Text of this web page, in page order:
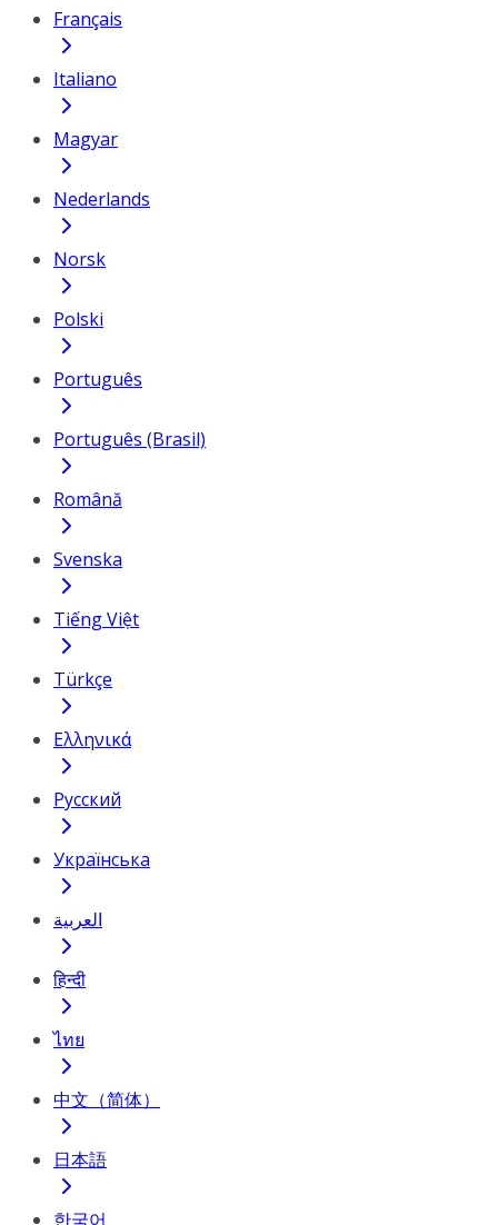
Français
Italiano
Magyar
Nederlands
Norsk
Polski
Português
Português (Brasil)
Română
Svenska
Tiếng Việt
Türkçe
Ελληνικά
Русский
Українська
العربية
हिन्दी
ไทย
中文（简体）
日本語
한국어